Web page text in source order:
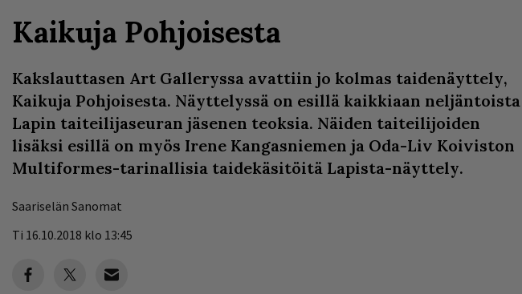
Kaikuja Pohjoisesta
Kakslauttasen Art Galleryssa avattiin jo kolmas taidenäyttely,
Kaikuja Pohjoisesta. Näyttelyssä on esillä kaikkiaan neljäntoista
Lapin taiteilijaseuran jäsenen teoksia. Näiden taiteilijoiden
lisäksi esillä on myös Irene Kangasniemen ja Oda-Liv Koiviston
Multiformes-tarinallisia taidekäsitöitä Lapista-näyttely.
Saariselän Sanomat
Ti 16.10.2018 klo 13:45